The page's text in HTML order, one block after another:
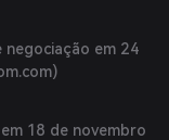
negociação em 24
)
18 de novembro